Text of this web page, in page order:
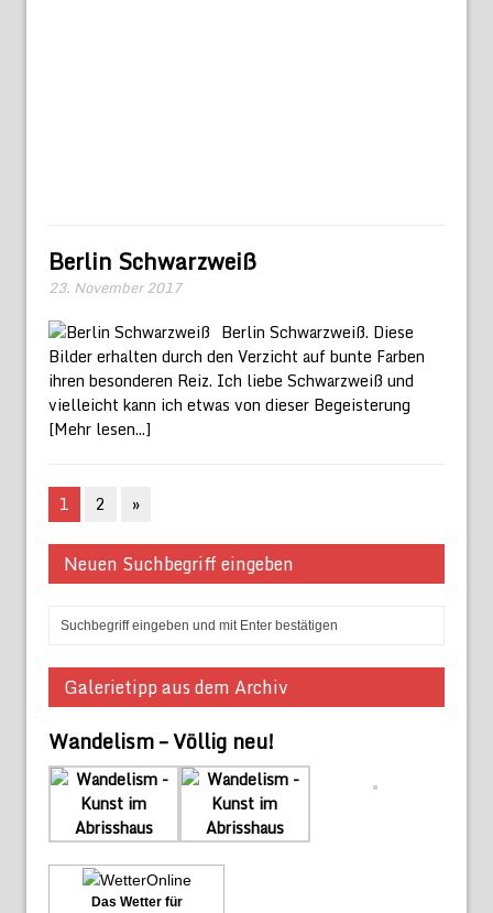
Berlin Schwarzweiß
23. November 2017
Berlin Schwarzweiß. Diese
Bilder erhalten durch den Verzicht auf bunte Farben
ihren besonderen Reiz. Ich liebe Schwarzweiß und
vielleicht kann ich etwas von dieser Begeisterung
[Mehr lesen...]
1 2 »
Neuen Suchbegriff eingeben
Galerietipp aus dem Archiv
Wandelism – Völlig neu!
Das Wetter für